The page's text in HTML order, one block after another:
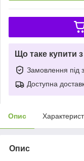
Що таке купити
Замовлення під
Доступна
Опис
Опис